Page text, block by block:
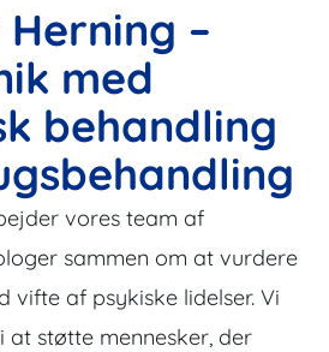
–
med
behandling
vores team af
sammen om at vurdere
vifte af psykiske lidelser. Vi
at støtte mennesker, der